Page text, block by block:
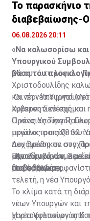
Πηγή: ΚΥΠΕ
Το παρασκήνιο
διαβεβαίωσης-
χαλαροί (vid)
06.08.2026 20:11
«Να καλωσορίσω
Υπουργικού
βάση του
Με αυτά τα λόγια ο
Χριστοδουλίδης
και τη νέα
κυβερνητικό σχήμα.
Οι νέοι Υπουργοί
Χρίστος Σενέκης και
Πρόνοιας Τίνα
μεγάλο τραπέζι του
που βρέθηκαν στο
μερικών ωρών, αφού
διαβεβαιώσης.
Ο νέος Υπουργός
πρώτος στις 08:30
«Αναλαμβάνουμε με
μας», δήλωσε.
Δεχόμενος τα
Προεδρικό, ο κ.
τα δύσκολα».
Πιο σοβαρή
τελετή, η νέα
Το κλίμα κατά τη
νέων Υπουργών και
χαρτοφυλακίων από
Η νέα Υφυπουργός